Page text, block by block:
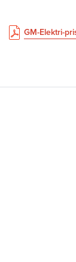
GM-Elektri-